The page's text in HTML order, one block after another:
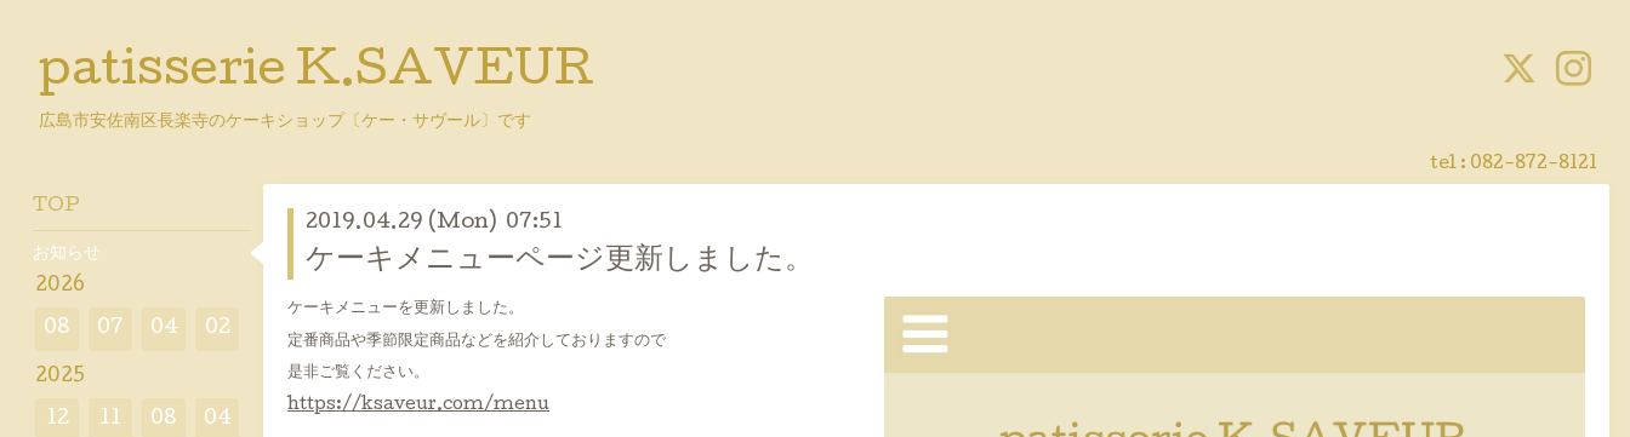
patisserie K.SAVEUR
広島市安佐南区長楽寺のケーキショップ〔ケー・サヴール〕です
tel : 082-872-8121
2019.04.29 (Mon) 07:51
ケーキメニューページ更新しました。
ケーキメニューを更新しました。
定番商品や季節限定商品などを紹介しておりますので
是非ご覧ください。
https://ksaveur.com/menu
TOP
お知らせ
2026
08 07 04 02
2025
12 11 08 04